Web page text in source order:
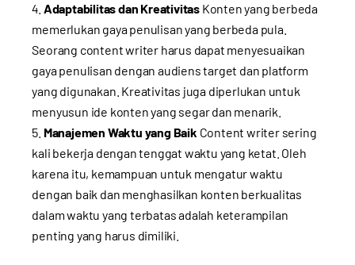
Adaptabilitas dan KreativitasKonten yang berbeda
memerlukan gaya penulisan yang berbeda pula.
Seorang content writer harus dapat menyesuaikan
gaya penulisan dengan audiens target dan platform
yang digunakan. Kreativitas juga diperlukan untuk
menyusun ide konten yang segar dan menarik.
Manajemen Waktu yang Baik Content writer sering
kali bekerja dengan tenggat waktu yang ketat. Oleh
karena itu, kemampuan untuk mengatur waktu
dengan baik dan menghasilkan konten berkualitas
dalam waktu yang terbatas adalah keterampilan
penting yang harus dimiliki.